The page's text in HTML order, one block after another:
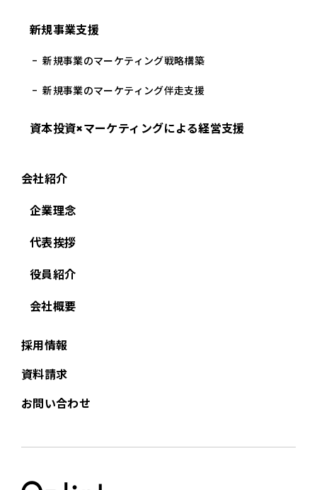
新規事業支援
新規事業のマーケティング戦略構築
新規事業のマーケティング伴走支援
資本投資×マーケティングによる経営支援
会社紹介
企業理念
代表挨拶
役員紹介
会社概要
採用情報
資料請求
お問い合わせ